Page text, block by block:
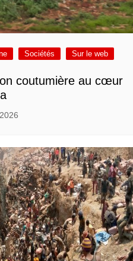
Sociétés Sur le web
coutumière au cœur